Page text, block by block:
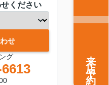
ください
せ
グ 来店予約